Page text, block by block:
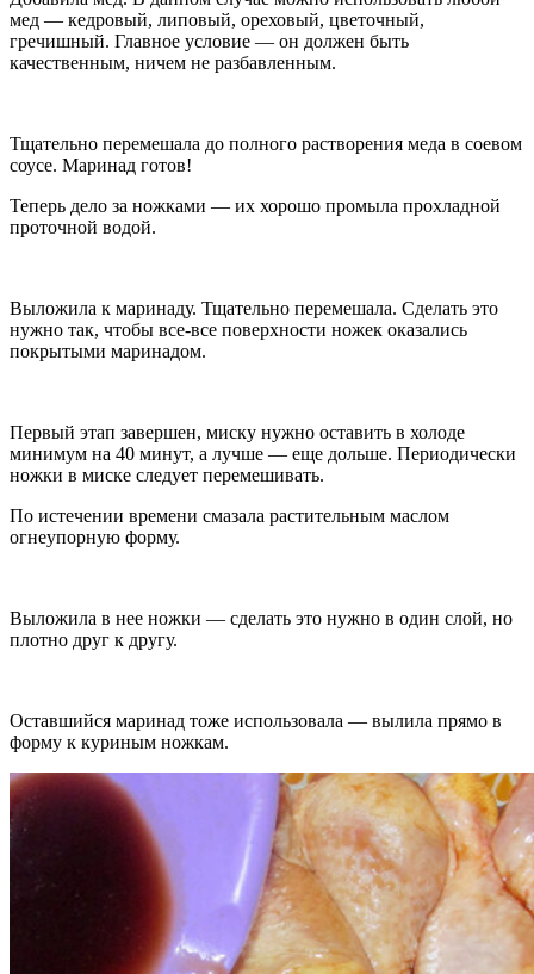
мед — кедровый, липовый, ореховый, цветочный,
гречишный. Главное условие — он должен быть
качественным, ничем не разбавленным.
Тщательно перемешала до полного растворения меда в соевом
соусе. Маринад готов!
Теперь дело за ножками — их хорошо промыла прохладной
проточной водой.
Выложила к маринаду. Тщательно перемешала. Сделать это
нужно так, чтобы все-все поверхности ножек оказались
покрытыми маринадом.
Первый этап завершен, миску нужно оставить в холоде
минимум на 40 минут, а лучше — еще дольше. Периодически
ножки в миске следует перемешивать.
По истечении времени смазала растительным маслом
огнеупорную форму.
Выложила в нее ножки — сделать это нужно в один слой, но
плотно друг к другу.
Оставшийся маринад тоже использовала — вылила прямо в
форму к куриным ножкам.